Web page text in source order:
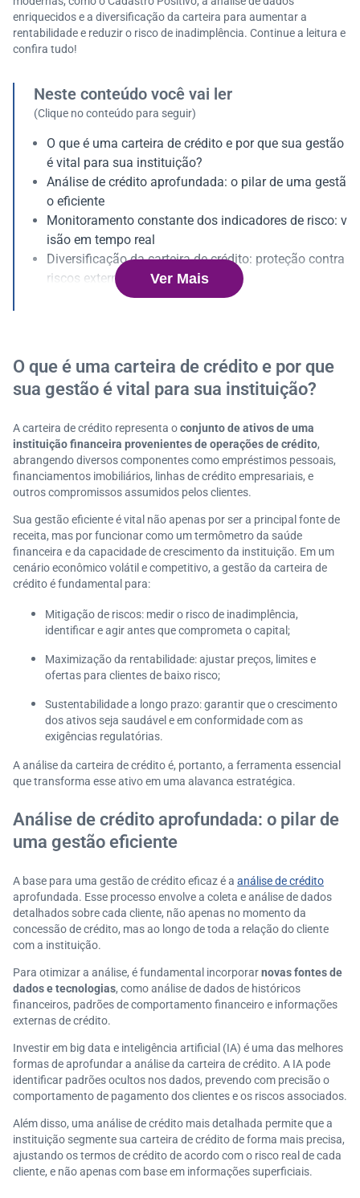
enriquecidos e a diversificação da carteira para aumentar a
rentabilidade e reduzir o risco de inadimplência. Continue a leitura e
confira tudo!
Neste conteúdo você vai ler
(Clique no conteúdo para seguir)
O que é uma carteira de crédito e por que sua gestão
é vital para sua instituição?
Análise de crédito aprofundada: o pilar de uma gestã
o eficiente
Monitoramento constante dos indicadores de risco: v
isão em tempo real
Diversificação da carteira de crédito: proteção contra
riscos externos
Relacionamento proativo com o cliente: construindo
a carteira de crédito
Compliance e governança na gestão da carteira de cr
édito: pilares da sustentabilidade
dito
Inovações digitais: o futuro da gestão de carteira de
crédito
Soluções para impulsionar a gestão de carteira de cr
Ver Mais
O que é uma carteira de crédito e por que
sua gestão é vital para sua instituição?
A carteira de crédito representa oconjunto de ativos de uma
instituição financeira provenientes de operações de crédito,
abrangendo diversos componentes como empréstimos pessoais,
financiamentos imobiliários, linhas de crédito empresariais, e
outros compromissos assumidos pelos clientes.
Sua gestão eficiente é vital não apenas por ser a principal fonte de
receita, mas por funcionar como um termômetro da saúde
financeira e da capacidade de crescimento da instituição. Em um
cenário econômico volátil e competitivo, a gestão da carteira de
crédito é fundamental para:
Mitigação de riscos: medir o risco de inadimplência,
identificar e agir antes que comprometa o capital;
Maximização da rentabilidade: ajustar preços, limites e
ofertas para clientes de baixo risco;
Sustentabilidade a longo prazo: garantir que o crescimento
dos ativos seja saudável e em conformidade com as
exigências regulatórias.
A análise da carteira de crédito é, portanto, a ferramenta essencial
que transforma esse ativo em uma alavanca estratégica.
Análise de crédito aprofundada: o pilar de
uma gestão eficiente
A base para uma gestão de crédito eficaz é a análise de crédito
aprofundada. Esse processo envolve a coleta e análise de dados
detalhados sobre cada cliente, não apenas no momento da
concessão de crédito, mas ao longo de toda a relação do cliente
com a instituição.
Para otimizar a análise, é fundamental incorporarnovas fontes de
dados e tecnologias, como análise de dados de históricos
financeiros, padrões de comportamento financeiro e informações
externas de crédito.
Investir em big data e inteligência artificial (IA) é uma das melhores
formas de aprofundar a análise da carteira de crédito. A IA pode
identificar padrões ocultos nos dados, prevendo com precisão o
comportamento de pagamento dos clientes e os riscos associados.
Além disso, uma análise de crédito mais detalhada permite que a
instituição segmente sua carteira de crédito de forma mais precisa,
ajustando os termos de crédito de acordo com o risco real de cada
cliente, e não apenas com base em informações superficiais.